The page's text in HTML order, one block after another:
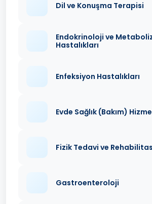
Dil ve Konuşma Terapisi
Endokrinoloji ve
Hastalıkları
Enfeksiyon Hastalıkları
Evde Sağlık (Bakım)
Fizik Tedavi ve
Gastroenteroloji